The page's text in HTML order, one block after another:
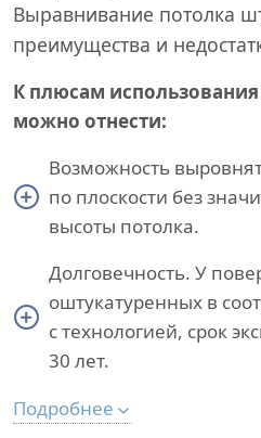
Выравнивание потолка
преимущества и
К плюсам
можно отнести:
Возможность
по плоскости без
высоты потолка.
Долговечность. У
оштукатуренных в
с технологией, срок
30 лет.
Подробнее